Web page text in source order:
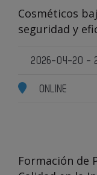
Cosméticos
seguridad y
2026-04-20 -
ONLINE
Formación de